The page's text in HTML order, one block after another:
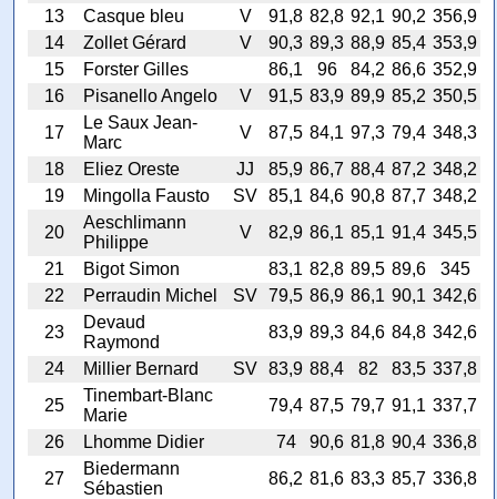
13
Casque bleu V 91,8 82,8 92,1 90,2 356,9
14
Zollet Gérard V 90,3 89,3 88,9 85,4 353,9
15
Forster Gilles 86,1 96 84,2 86,6 352,9
16
Pisanello Angelo V 91,5 83,9 89,9 85,2 350,5
17
Le Saux Jean-
Marc
V 87,5 84,1 97,3 79,4 348,3
18
Eliez Oreste JJ 85,9 86,7 88,4 87,2 348,2
19
Mingolla Fausto SV 85,1 84,6 90,8 87,7 348,2
20
Aeschlimann
Philippe
V 82,9 86,1 85,1 91,4 345,5
21
Bigot Simon 83,1 82,8 89,5 89,6
345
22
Perraudin Michel SV 79,5 86,9 86,1 90,1 342,6
23
Devaud
Raymond
83,9 89,3 84,6 84,8 342,6
24
Millier Bernard SV 83,9 88,4 82 83,5 337,8
25
Tinembart-Blanc
Marie
79,4 87,5 79,7 91,1 337,7
26
Lhomme Didier 74 90,6 81,8 90,4 336,8
27
Biedermann
Sébastien
86,2 81,6 83,3 85,7 336,8